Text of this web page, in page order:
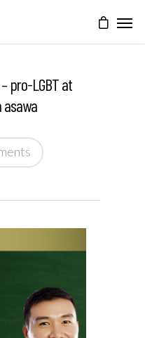
pro-LGBT at
asawa